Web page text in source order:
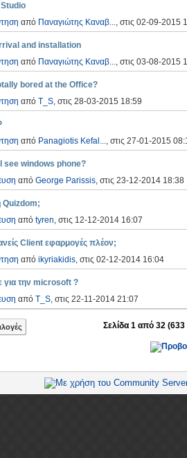
από Παναγιώτης Καναβ..., στις 02-09-2015
and installation
από Παναγιώτης Καναβ..., στις 03-08-2015
bored at the Office?
από T_S, στις 28-03-2015 18:59
από Panagiotis Kefal..., στις 27-01-2015
see windows phone?
από George Parissis, στις 23-12-2014 18:38
Quizdom;
από tyren, στις 12-12-2014 16:07
Client εφαρμογές πλέον;
από ikyriakidis, στις 02-12-2014 16:04
την microsoft ?
από T_S, στις 22-11-2014 21:07
Σελίδα 1 από 32